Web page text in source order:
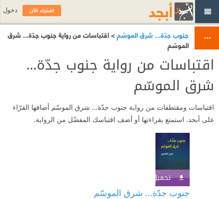
جنوب جدّة... شرق الموسّم> اقتباسات من رواية جنوب جدّة... شرق
الموسّم
اقتباسات من رواية جنوب جدّة...
شرق الموسّم
اقتباسات ومقتطفات من رواية جنوب جدّة... شرق الموسّم أضافها القرّاء
على أبجد. استمتع بقراءتها أو أضف اقتباسك المفضّل من الرواية.
تحميل الكتاب
جنوب جدّة... شرق الموسّم
اشترك الآن دخول